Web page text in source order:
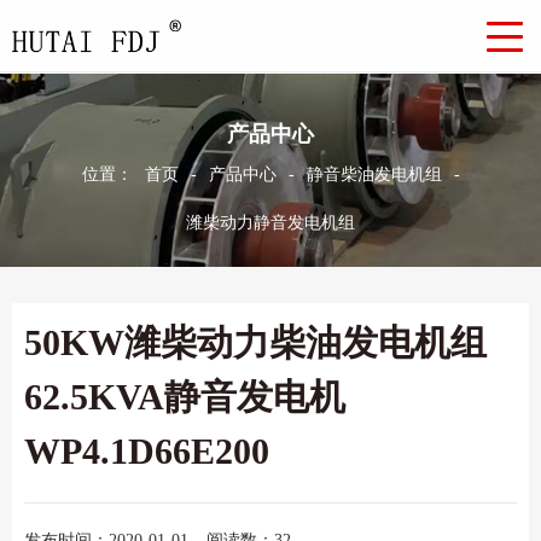
产品中心
位置： 首页 - 产品中心 - 静音柴油发电机组 -
潍柴动力静音发电机组
50KW潍柴动力柴油发电机组
62.5KVA静音发电机
WP4.1D66E200